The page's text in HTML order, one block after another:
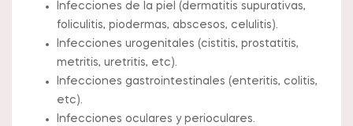
Infecciones de la piel (dermatitis supurativas,
foliculitis, piodermas, abscesos, celulitis).
Infecciones urogenitales (cistitis, prostatitis,
metritis, uretritis, etc).
Infecciones gastrointestinales (enteritis, colitis,
etc).
Infecciones oculares y perioculares.